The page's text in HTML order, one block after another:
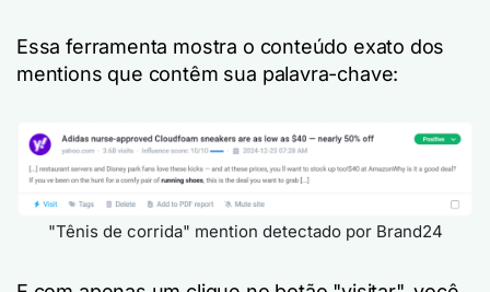
Essa ferramenta mostra o conteúdo exato dos
mentions que contêm sua palavra-chave:
"Tênis de corrida" mention detectado por Brand24